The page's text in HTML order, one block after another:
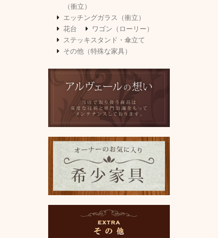
（衝立）
エッチングガラス（衝立）
花台
ワゴン（ローリー）
ステッキスタンド・傘立て
その他（特殊な家具）